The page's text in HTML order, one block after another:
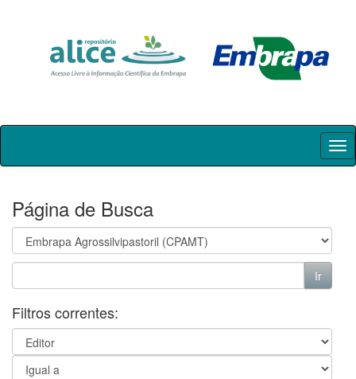
Skip
Página de Busca
Filtros correntes: